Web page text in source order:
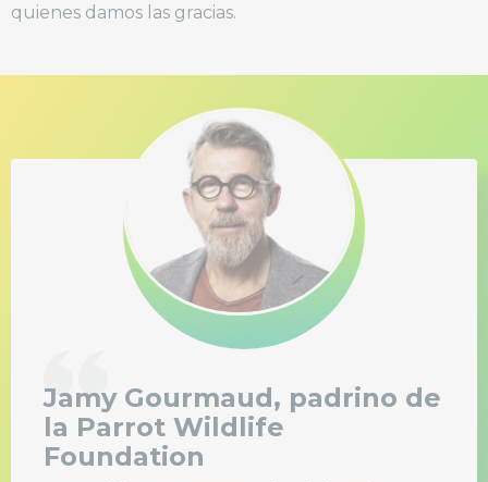
quienes damos las gracias.
Jamy Gourmaud, padrino de
la Parrot Wildlife
Foundation